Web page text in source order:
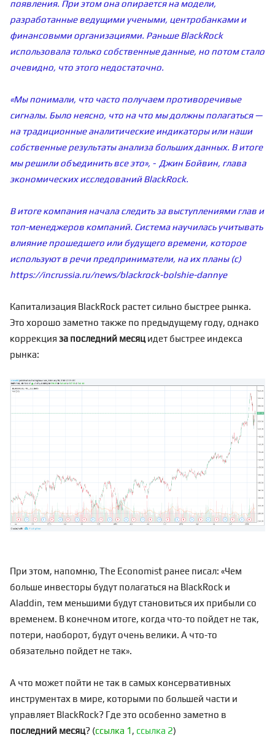
появления. При этом она опирается на модели,
разработанные ведущими учеными, центробанками и
финансовыми организациями. Раньше BlackRock
использовала только собственные данные, но потом стало
очевидно, что этого недостаточно.
«Мы понимали, что часто получаем противоречивые
сигналы. Было неясно, что на что мы должны полагаться —
на традиционные аналитические индикаторы или наши
собственные результаты анализа больших данных. В итоге
мы решили объединить все это», - Джин Бойвин, глава
экономических исследований BlackRock.
В итоге компания начала следить за выступлениями глав и
топ-менеджеров компаний. Система научилась учитывать
влияние прошедшего или будущего времени, которое
используют в речи предприниматели, на их планы (с)
https://incrussia.ru/news/blackrock-bolshie-dannye
Капитализация BlackRock растет сильно быстрее рынка.
Это хорошо заметно также по предыдущему году, однако
коррекция за последний месяцидет быстрее индекса
рынка:
При этом, напомню, The Economist ранее писал: «Чем
больше инвесторы будут полагаться на BlackRock и
Aladdin, тем меньшими будут становиться их прибыли со
временем. В конечном итоге, когда что-то пойдет не так,
потери, наоборот, будут очень велики. А что-то
обязательно пойдет не так».
А что может пойти не так в самых консервативных
инструментах в мире, которыми по большей части и
управляет BlackRock? Где это особенно заметно в
последний месяц? (ссылка 1 , ссылка 2)